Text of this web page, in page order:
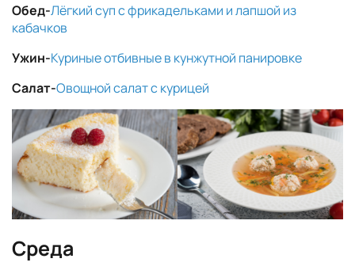
Обед-Лёгкий суп с фрикадельками и лапшой из
кабачков
Ужин-Куриные отбивные в кунжутной панировке
Салат-Овощной салат с курицей
Среда